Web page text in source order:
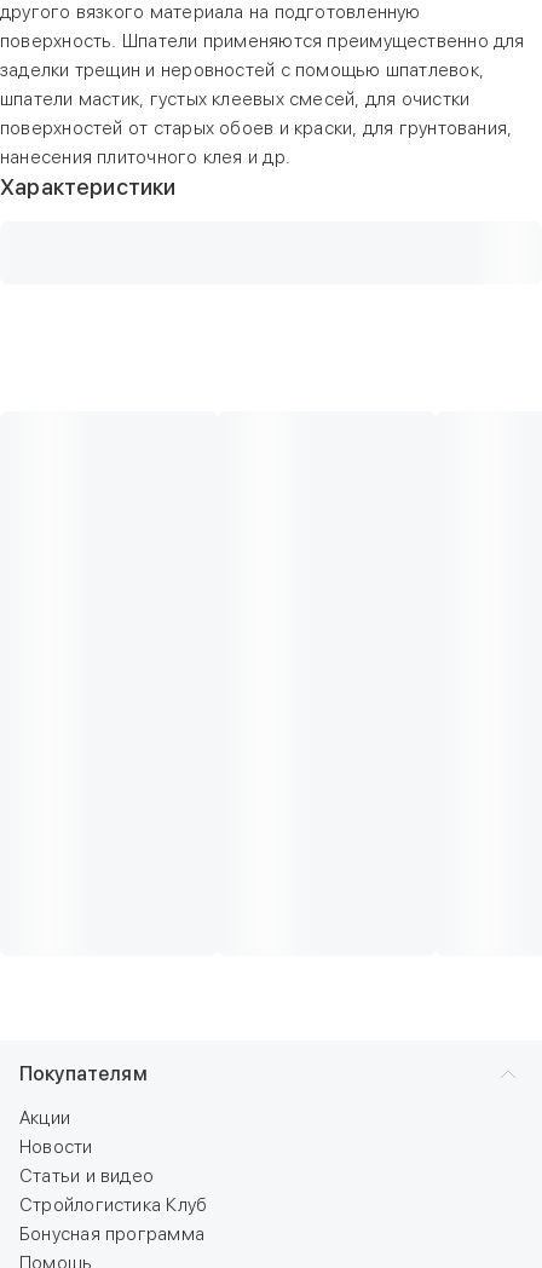
другого вязкого материала на подготовленную
поверхность. Шпатели применяются преимущественно для
заделки трещин и неровностей с помощью шпатлевок,
шпатели мастик, густых клеевых смесей, для очистки
поверхностей от старых обоев и краски, для грунтования,
нанесения плиточного клея и др.
Характеристики
Покупателям
Акции
Новости
Статьи и видео
Стройлогистика Клуб
Бонусная программа
Помощь